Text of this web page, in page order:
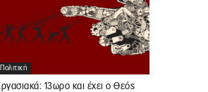
Πολιτική
13ωρο και έχει ο Θεός